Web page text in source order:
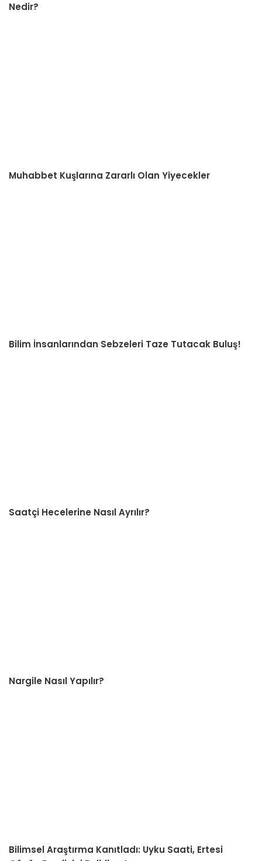
Nedir?
Muhabbet Kuşlarına Zararlı Olan Yiyecekler
Bilim İnsanlarından Sebzeleri Taze Tutacak Buluş!
Saatçi Hecelerine Nasıl Ayrılır?
Nargile Nasıl Yapılır?
Bilimsel Araştırma Kanıtladı: Uyku Saati, Ertesi